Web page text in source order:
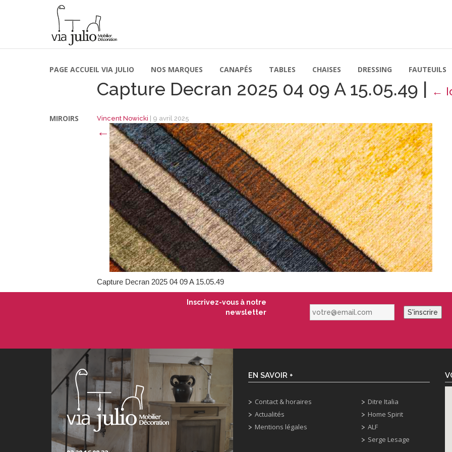
PAGE ACCUEIL VIA JULIO NOS MARQUES CANAPÉS TABLES CHAISES DRESSING FAUTEUILS
MIROIRS
Capture Decran 2025 04 09 A 15.05.49 | ←
Vincent Nowicki 9 avril 2025
←
Capture Decran 2025 04 09 A 15.05.49
Inscrivez-vous à notre
newsletter
votre@email.com S'inscrire
EN SAVOIR +
Contact & horaires
Actualités
Mentions légales
Ditre Italia
Home Spirit
ALF
Serge Lesage